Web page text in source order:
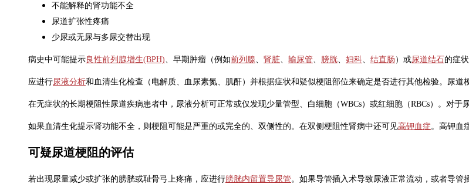
不能解释的肾功能不全
尿道扩张性疼痛
少尿或无尿与多尿交替出现
病史中可能提示良性前列腺增生(BPH) 、早期肿瘤（例如前列腺 肾脏 输尿管 膀胱 妇科 结直肠）或尿道结石的症
应进行尿液分析和血清生化检查（电解质、血尿素氮、肌酐）并根据症状和疑似梗阻部位来确定是否进行其他检验。尿道
在无症状的长期梗阻性尿道疾病患者中，尿液分析可正常或仅发现少量管型、白细胞（WBCs）或红细胞（RBCs）。对于
如果血清生化提示肾功能不全，则梗阻可能是严重的或完全的、双侧性的。在双侧梗阻性肾病中还可见高钾血症 。高钾血
可疑尿道梗阻的评估
若出现尿量减少或扩张的膀胱或耻骨弓上疼痛，应进行膀胱内留置导尿管 。如果导管插入术导致尿液正常流动，或者导